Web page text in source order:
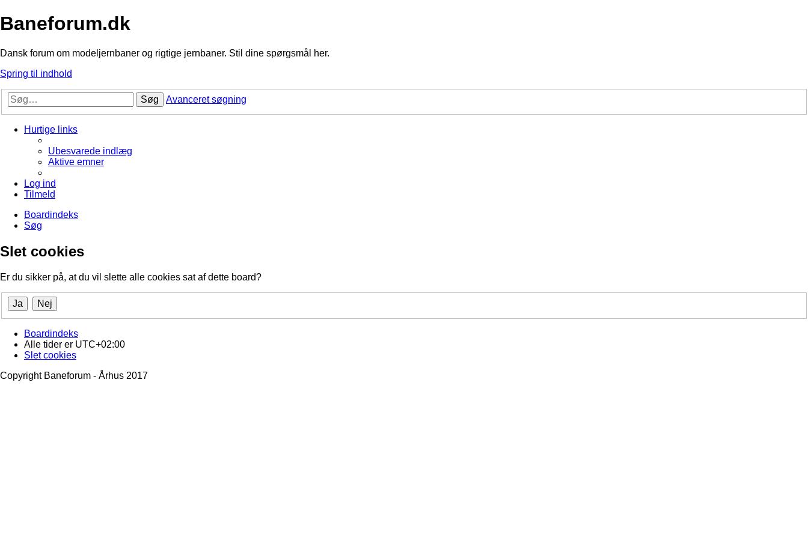
Baneforum.dk
Dansk forum om modeljernbaner og rigtige jernbaner. Stil dine spørgsmål her.
Spring til indhold
Søg Avanceret søgning
Hurtige links
Ubesvarede indlæg
Aktive emner
Log ind
Tilmeld
Boardindeks
Søg
Slet cookies
Er du sikker på, at du vil slette alle cookies sat af dette board?
Boardindeks
Alle tider er UTC+02:00
Slet cookies
Copyright Baneforum - Århus 2017